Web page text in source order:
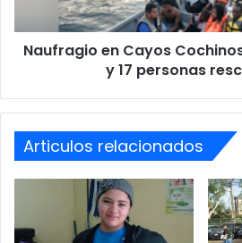
Jorge Aldana
17
personas
Naufragio en Cayos
y 17 personas
Articulos relacionados